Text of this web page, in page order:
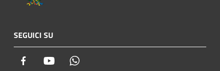
SEGUICI SU
Facebook Youtube